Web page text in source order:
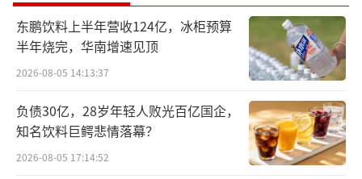
迎接“IPhone时刻”
2007年1月9日，乔布斯正式发布人类史上
第一部真正智能化的iPhone，为人类智能手机
打开了新篇章，并加速了移动互联网时代的到
来。“iPhone时刻”，也被用以表示一项创新
科技对人类带来的革命性影响。
东鹏饮料上半年营收124亿，冰柜预算
半年烧完，华南增速见顶
2026-08-05 14:13:37
负债30亿，28岁年轻人败光百亿国企，
知名饮料巨鳄悲情落幕？
2026-08-05 17:14:52